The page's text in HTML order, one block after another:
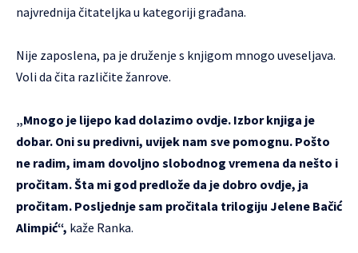
najvrednija čitateljka u kategoriji građana.
Nije zaposlena, pa je druženje s knjigom mnogo uveseljava.
Voli da čita različite žanrove.
„Mnogo je lijepo kad dolazimo ovdje. Izbor knjiga je
dobar. Oni su predivni, uvijek nam sve pomognu. Pošto
ne radim, imam dovoljno slobodnog vremena da nešto i
pročitam. Šta mi god predlože da je dobro ovdje, ja
pročitam. Posljednje sam pročitala trilogiju Jelene Bačić
Alimpić“, kaže Ranka.